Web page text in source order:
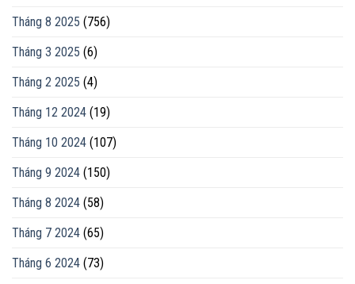
Tháng 8 2025 (756)
Tháng 3 2025 (6)
Tháng 2 2025 (4)
Tháng 12 2024 (19)
Tháng 10 2024 (107)
Tháng 9 2024 (150)
Tháng 8 2024 (58)
Tháng 7 2024 (65)
Tháng 6 2024 (73)